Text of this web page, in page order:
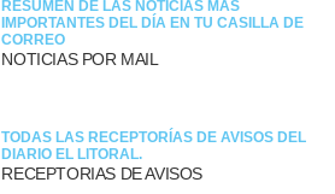
RESUMEN DE LAS NOTICIAS MÁS
IMPORTANTES DEL DÍA EN TU CASILLA DE
CORREO
NOTICIAS POR MAIL
TODAS LAS RECEPTORÍAS DE AVISOS DEL
DIARIO EL LITORAL.
RECEPTORIAS DE AVISOS